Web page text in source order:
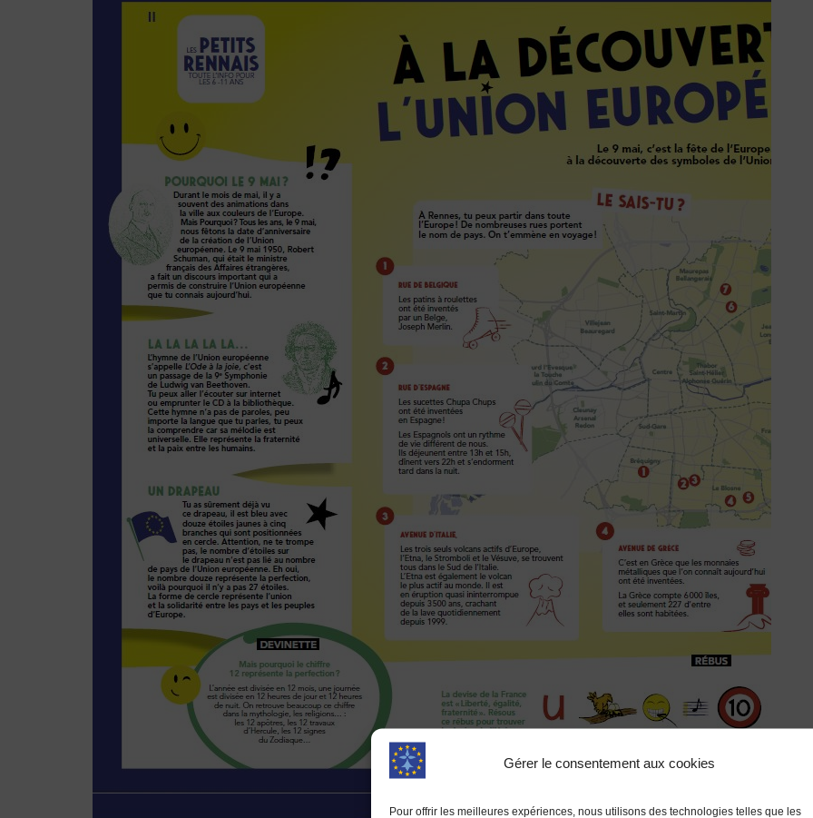
Gérer le consentement aux cookies
Pour offrir les meilleures expériences, nous utilisons des technologies telles que les